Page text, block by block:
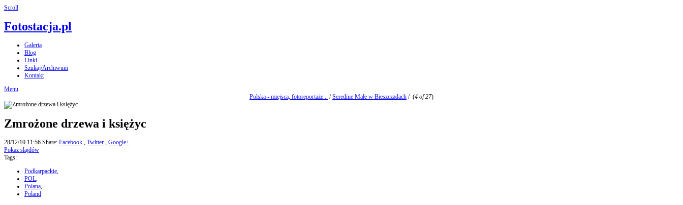
Scroll
Fotostacja.pl
Galeria
Blog
Linki
Szukaj/Archiwum
Kontakt
Menu
Polska - miejsca, fotoreportaże... /Serednie Małe w Bieszczadach / (4 of 27)
Zmrożone drzewa i księżyc
28/12/10 11:56 Share: Facebook , Twitter , Google+
Pokaz slajdów
Tags:
Podkarpackie,
POL,
Polana,
Poland